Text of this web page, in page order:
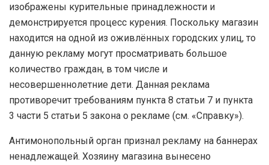
изображены курительные принадлежности и
демонстрируется процесс курения. Поскольку магазин
находится на одной из оживлённых городских улиц, то
данную рекламу могут просматривать большое
количество граждан, в том числе и
несовершеннолетние дети. Данная реклама
противоречит требованиям пункта 8 статьи 7 и пункта
3 части 5 статьи 5 закона о рекламе (см. «Справку»).
Антимонопольный орган признал рекламу на баннерах
ненадлежащей. Хозяину магазина вынесено